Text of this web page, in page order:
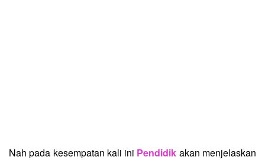
Nah pada kesempatan kali ini Pendidik akan menjelaskan